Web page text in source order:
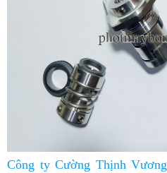
Công ty Cường Thịnh Vương